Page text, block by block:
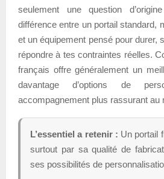
seulement une question
différence entre un portail standard,
et un équipement pensé pour durer,
répondre à tes contraintes réelles.
français offre généralement un
davantage d’options de
accompagnement plus rassurant au
L’essentiel a retenir : Un portail
surtout par sa qualité de
ses possibilités de